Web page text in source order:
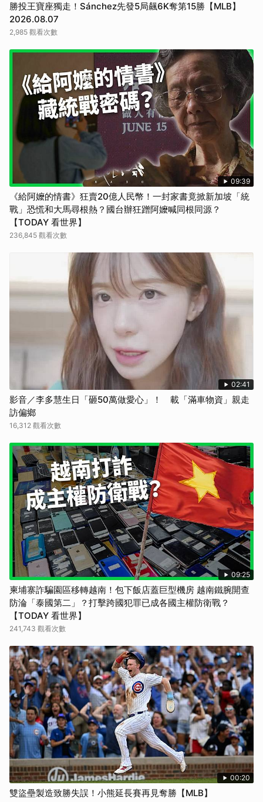
勝投王寶座獨走！Sánchez先發5局飆6K奪第15勝【MLB】
2026.08.07
2,985 觀看次數
09:39
《給阿嬤的情書》狂賣20億人民幣！一封家書竟掀新加坡「統
戰」恐慌和大馬尋根熱？國台辦狂蹭阿嬤喊同根同源？
【TODAY 看世界】
236,845 觀看次數
02:41
影音／李多慧生日「砸50萬做愛心」！ 載「滿車物資」親走
訪偏鄉
16,312 觀看次數
09:25
柬埔寨詐騙園區移轉越南！包下飯店蓋巨型機房 越南鐵腕開查
防淪「泰國第二」？打擊跨國犯罪已成各國主權防衛戰？
【TODAY 看世界】
241,743 觀看次數
00:20
雙盜壘製造致勝失誤！小熊延長賽再見奪勝【MLB】